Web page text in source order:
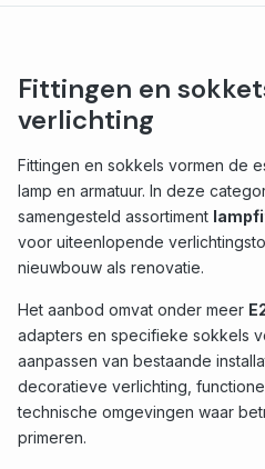
Fittingen en
verlichting
Fittingen en sokkels vormen de
lamp en armatuur. In deze
samengesteld assortiment
voor uiteenlopende
nieuwbouw als renovatie.
Het aanbod omvat onder meer
adapters en specifieke sokkels
aanpassen van bestaande
decoratieve verlichting,
technische omgevingen waar
primeren.